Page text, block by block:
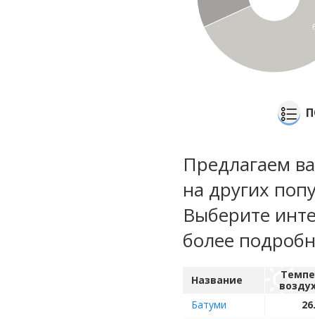
Предлагаем
на других
Выберите
более
Название
Батуми